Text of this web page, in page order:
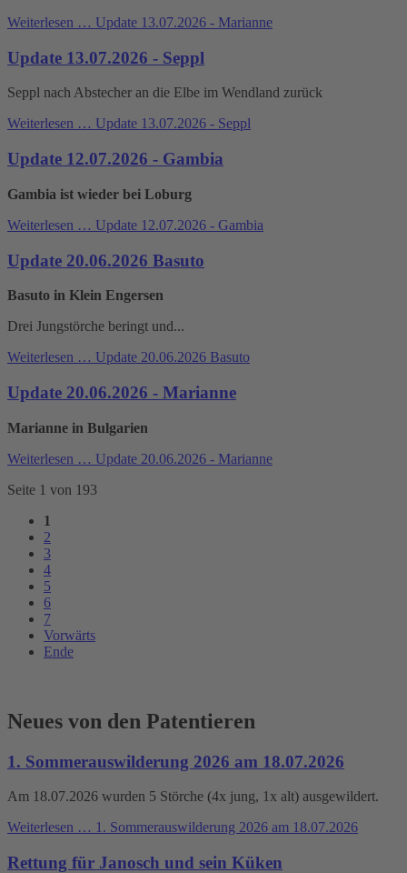
Weiterlesen … Update 13.07.2026 - Marianne
Update 13.07.2026 - Seppl
Seppl nach Abstecher an die Elbe im Wendland zurück
Weiterlesen … Update 13.07.2026 - Seppl
Update 12.07.2026 - Gambia
Gambia ist wieder bei Loburg
Weiterlesen … Update 12.07.2026 - Gambia
Update 20.06.2026 Basuto
Basuto in Klein Engersen
Drei Jungstörche beringt und...
Weiterlesen … Update 20.06.2026 Basuto
Update 20.06.2026 - Marianne
Marianne in Bulgarien
Weiterlesen … Update 20.06.2026 - Marianne
Seite 1 von 193
1
2
3
4
5
6
7
Vorwärts
Ende
Neues von den Patentieren
1. Sommerauswilderung 2026 am 18.07.2026
Am 18.07.2026 wurden 5 Störche (4x jung, 1x alt) ausgewildert.
Weiterlesen … 1. Sommerauswilderung 2026 am 18.07.2026
Rettung für Janosch und sein Küken